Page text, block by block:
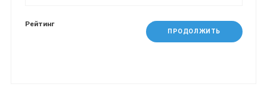
Рейтинг
ПРОДОЛЖИТЬ